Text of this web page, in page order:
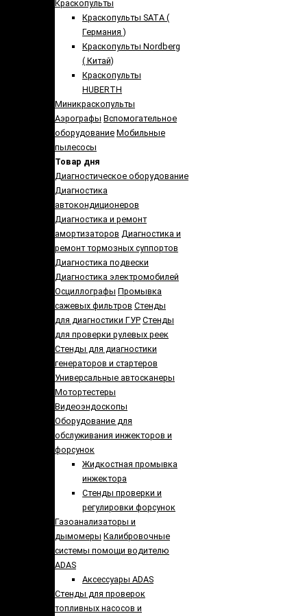
Краскопульты
Краскопульты SATA (
Германия )
Краскопульты Nordberg
( Китай)
Краскопульты
HUBERTH
Миникраскопульты
Аэрографы Вспомогательное
оборудование Мобильные
пылесосы
Товар дня
Диагностическое оборудование
Диагностика
автокондиционеров
Диагностика и ремонт
амортизаторов Диагностика и
ремонт тормозных суппортов
Диагностика подвески
Диагностика электромобилей
Осциллографы Промывка
сажевых фильтров Стенды
для диагностики ГУР Стенды
для проверки рулевых реек
Cтенды для диагностики
генераторов и стартеров
Универсальные автосканеры
Мотортестеры
Видеоэндоскопы
Оборудование для
обслуживания инжекторов и
форсунок
Жидкостная промывка
инжектора
Стенды проверки и
регулировки форсунок
Газоанализаторы и
дымомеры Калибровочные
системы помощи водителю
ADAS
Аксессуары ADAS
Стенды для проверок
топливных насосов и